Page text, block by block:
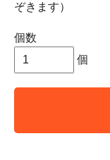
ぞきます）
個数
個